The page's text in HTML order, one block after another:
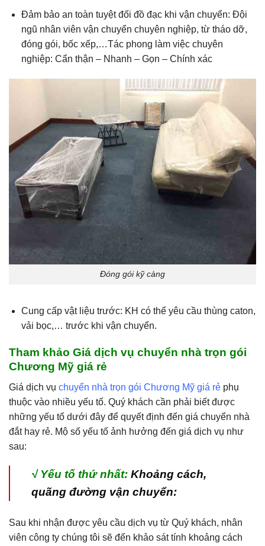
Đảm bảo an toàn tuyệt đối đồ đạc khi vận chuyển: Đội
ngũ nhân viên vận chuyển chuyên nghiệp, từ tháo dỡ,
đóng gói, bốc xếp,…Tác phong làm việc chuyên
nghiệp: Cẩn thận – Nhanh – Gọn – Chính xác
Đóng gói kỹ càng
Cung cấp vật liệu trước: KH có thể yêu cầu thùng caton,
vải bọc,… trước khi vận chuyển.
Tham khảo Giá dịch vụ chuyển nhà trọn gói
Chương Mỹ giá rẻ
Giá dịch vụ chuyển nhà trọn gói Chương Mỹ giá rẻ phụ
thuộc vào nhiều yếu tố. Quý khách cần phải biết được
những yếu tố dưới đây để quyết định đến giá chuyển nhà
đắt hay rẻ. Mộ số yếu tố ảnh hưởng đến giá dịch vụ như
sau:
√Yếu tố thứ nhất: Khoảng cách,
quãng đường vận chuyển:
Sau khi nhận được yêu cầu dịch vụ từ Quý khách, nhân
viên công ty chúng tôi sẽ đến khảo sát tính khoảng cách